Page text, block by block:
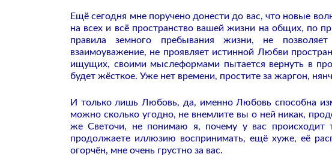
Ещё сегодня мне поручено донести до вас, что новые
на всех и всё пространство вашей жизни на общих, по
правила земного пребывания жизни, не
взаимоуважение, не проявляет истинной Любви
ищущих, своими мыслеформами пытается вернуть в
будет жёсткое. Уже нет времени, простите за жаргон,
И только лишь Любовь, да, именно Любовь способна
можно сколько угодно, не внемлите вы о ней никак,
же Светочи, не понимаю я, почему у вас
продолжаете иллюзию воспринимать, ещё хуже, её
огорчён, мне очень грустно за вас.